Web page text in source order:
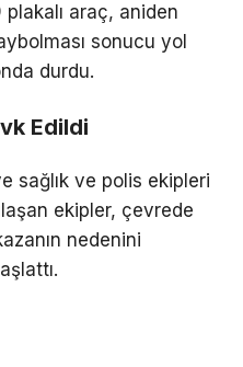
araç, aniden
sonucu yol
durdu.
Edildi
sağlık ve polis ekipleri
ekipler, çevrede
nedenini